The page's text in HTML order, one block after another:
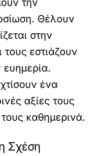
την
Θέλουν
στην
τους εστιάζουν
ευημερία.
ένα
αξίες τους
καθημερινά.
Σχέση